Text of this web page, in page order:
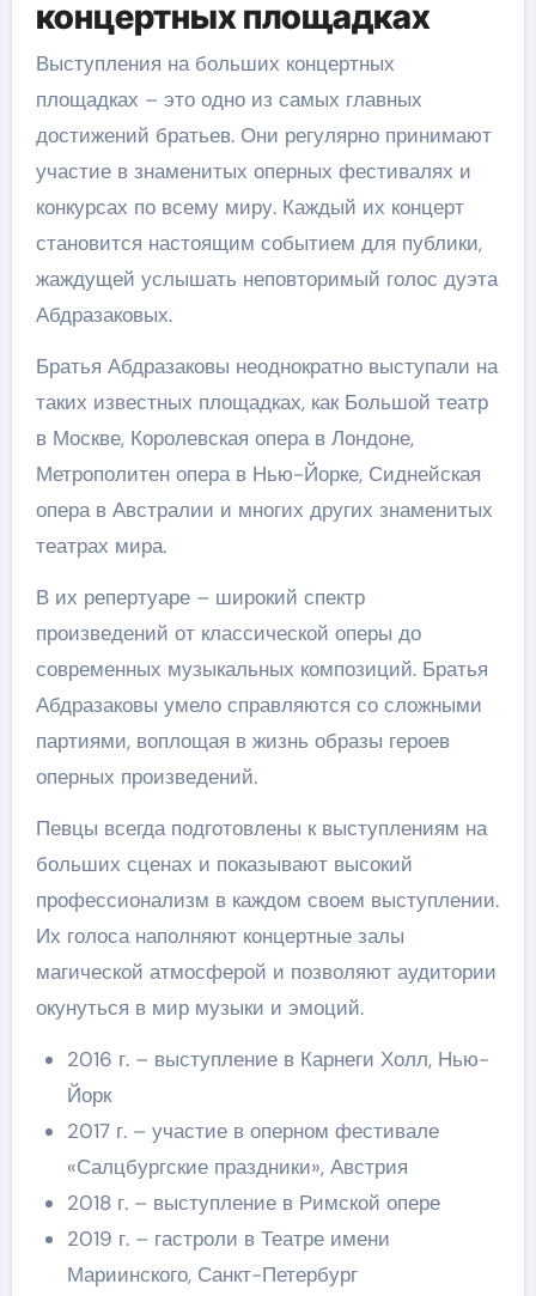
концертных площадках
Выступления на больших концертных
площадках – это одно из самых главных
достижений братьев. Они регулярно принимают
участие в знаменитых оперных фестивалях и
конкурсах по всему миру. Каждый их концерт
становится настоящим событием для публики,
жаждущей услышать неповторимый голос дуэта
Абдразаковых.
Братья Абдразаковы неоднократно выступали на
таких известных площадках, как Большой театр
в Москве, Королевская опера в Лондоне,
Метрополитен опера в Нью-Йорке, Сиднейская
опера в Австралии и многих других знаменитых
театрах мира.
В их репертуаре – широкий спектр
произведений от классической оперы до
современных музыкальных композиций. Братья
Абдразаковы умело справляются со сложными
партиями, воплощая в жизнь образы героев
оперных произведений.
Певцы всегда подготовлены к выступлениям на
больших сценах и показывают высокий
профессионализм в каждом своем выступлении.
Их голоса наполняют концертные залы
магической атмосферой и позволяют аудитории
окунуться в мир музыки и эмоций.
2016 г. – выступление в Карнеги Холл, Нью-
Йорк
2017 г. – участие в оперном фестивале
«Салцбургские праздники», Австрия
2018 г. – выступление в Римской опере
2019 г. – гастроли в Театре имени
Мариинского, Санкт-Петербург